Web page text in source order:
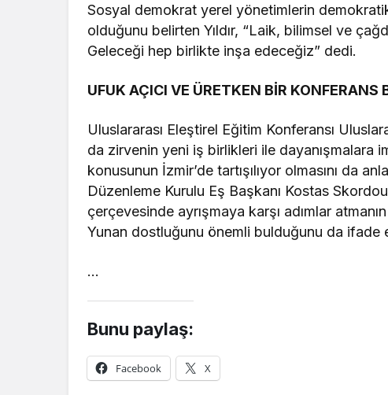
Sosyal demokrat yerel yönetimlerin
olduğunu belirten Yıldır, “Laik, bilimsel ve
Geleceği hep birlikte inşa edeceğiz” dedi.
UFUK AÇICI VE ÜRETKEN BİR KONFERANS
Uluslararası Eleştirel Eğitim Konferansı
da zirvenin yeni iş birlikleri ile dayanışmalara
konusunun İzmir’de tartışılıyor olmasını da
Düzenleme Kurulu Eş Başkanı Kostas
çerçevesinde ayrışmaya karşı adımlar
Yunan dostluğunu önemli bulduğunu da ifade
…
Bunu paylaş:
Facebook X